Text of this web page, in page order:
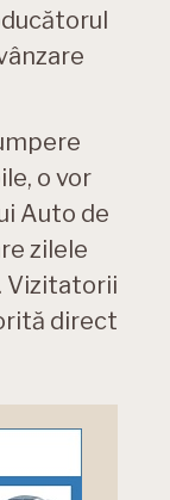
o vor
Auto de
zilele
Vizitatorii
direct